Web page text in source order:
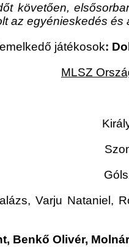
követően,
az egyénieskedés
játékosok:
MLSZ
Varju Nataniel,
Benkő Olivér,